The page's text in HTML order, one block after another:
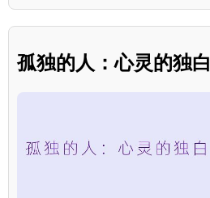
孤独的人：心灵的独白